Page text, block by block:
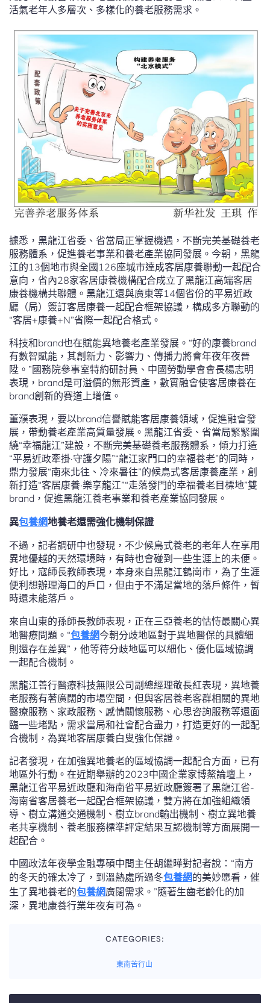
活氣老年人多層次、多樣化的養老服務需求。
據悉，黑龍江省委、省當局正掌握機遇，不斷完美基礎養老
服務體系，促進養老事業和養老產業協同發展。今朝，黑龍
江的13個地市與全國126座城市達成客居康養聯動一起配合
意向，省內28家客居康養機構配合成立了黑龍江高端客居
康養機構共聯體。黑龍江還與廣東等14個省份的平易近政
廳（局）簽訂客居康養一起配合框架協議，構成多方聯動的
“客居+康養+N”省際一起配合格式。
科技和brand也在賦能異地養老產業發展。“好的康養brand
有數智賦能，其創新力、影響力、傳播力將會年夜年夜晉
陞。”國務院參事室特約研討員、中國勞動學會會長楊志明
表現，brand是可溢價的無形資產，數實融會使客居康養在
brand創新的賽道上增值。
董濮表現，要以brand信譽賦能客居康養領域，促進融會發
展，帶動養老產業高質量發展。黑龍江省委、省當局緊緊圍
繞“幸福龍江”建設，不斷完美基礎養老服務體系，傾力打造
“平易近政牽掛·守護夕陽”“龍江家門口的幸福養老”的同時，
鼎力發展“南來北往、冷來暑往”的候鳥式客居康養產業，創
新打造“客居康養·樂享龍江”“走落發門的幸福養老目標地”雙
brand，促進黑龍江養老事業和養老產業協同發展。
異包養網地養老還需強化機制保證
不過，記者調研中也發現，不少候鳥式養老的老年人在享用
異地優越的天然環境時，有時也會碰到一些生涯上的未便。
好比，寇師長教師表現，本身來自黑龍江鶴崗市，為了生涯
便利想辦理海口的戶口，但由于不滿足當地的落戶條件，暫
時還未能落戶。
來自山東的孫師長教師表現，正在三亞養老的怙恃最關心異
地醫療問題。“包養網今朝分歧地區對于異地醫保的具體細
則還存在差異”，他等待分歧地區可以細化、優化區域協調
一起配合機制。
黑龍江善行醫療科技無限公司副總經理敬長紅表現，異地養
老服務有著廣闊的市場空間，但與客居養老客群相關的異地
醫療服務、家政服務、感情關懷服務、心思咨詢服務等還面
臨一些堵點，需求當局和社會配合盡力，打造更好的一起配
合機制，為異地客居康養白叟強化保證。
記者發現，在加強異地養老的區域協調一起配合方面，已有
地區外行動。在近期舉辦的2023中國企業家博鰲論壇上，
黑龍江省平易近政廳和海南省平易近政廳簽署了黑龍江省-
海南省客居養老一起配合框架協議，雙方將在加強組織領
導、樹立溝通交通機制、樹立brand輸出機制、樹立異地養
老共享機制、養老服務標準評定結果互認機制等方面展開一
起配合。
中國政法年夜學金融專碩中間主任胡繼曄對記者說：“南方
的冬天的確太冷了，到溫熱處所過冬包養網的美妙愿看，催
生了異地養老的包養網廣闊需求。”隨著生齒老齡化的加
深，異地康養行業年夜有可為。
CATEGORIES:
東南苦行山